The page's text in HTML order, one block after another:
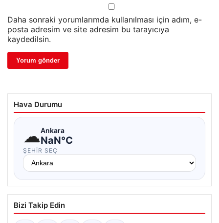
Daha sonraki yorumlarımda kullanılması için adım, e-
posta adresim ve site adresim bu tarayıcıya
kaydedilsin.
Hava Durumu
☁Ankara
NaN°C
ŞEHIR SEÇ
Bizi Takip Edin